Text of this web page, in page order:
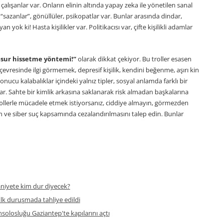
var. Onların elinin altında yapay zeka ile yönetilen sanal
gönüllüler, psikopatlar var. Bunlar arasında dindar,
yok ki! Hasta kişilikler var. Politikacısı var, çifte kişilikli adamlar
hissetme yöntemi!”olarak dikkat çekiyor. Bu troller esasen
ilgi görmemek, depresif kişilik, kendini beğenme, aşırı kin
kalabalıklar içindeki yalnız tipler, sosyal anlamda farklı bir
Sahte bir kimlik arkasına saklanarak risk almadan başkalarına
mücadele etmek istiyorsanız, ciddiye almayın, görmezden
siber suç kapsamında cezalandırılmasını talep edin. Bunlar
kim dur diyecek?
duruşmada tahliye edildi
Gaziantep'te kapılarını açtı